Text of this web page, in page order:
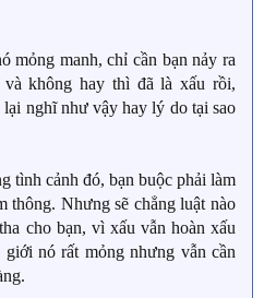
mỏng manh, chỉ cần bạn nảy ra
không hay thì đã là xấu rồi,
lại nghĩ như vậy hay lý do tại sao
tình cảnh đó, bạn buộc phải làm
thông. Nhưng sẽ chẳng luật nào
cho bạn, vì xấu vẫn hoàn xấu
nó rất mỏng nhưng vẫn cần